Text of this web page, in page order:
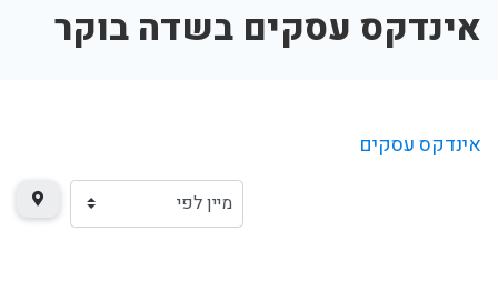
אינדקס עסקים בשדה בוקר
אינדקס עסקים